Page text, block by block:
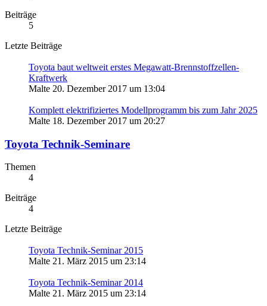
Beiträge
5
Letzte Beiträge
Toyota baut weltweit erstes Megawatt-Brennstoffzellen-
Kraftwerk
Malte 20. Dezember 2017 um 13:04
Komplett elektrifiziertes Modellprogramm bis zum Jahr 2025
Malte 18. Dezember 2017 um 20:27
Toyota Technik-Seminare
Themen
4
Beiträge
4
Letzte Beiträge
Toyota Technik-Seminar 2015
Malte 21. März 2015 um 23:14
Toyota Technik-Seminar 2014
Malte 21. März 2015 um 23:14